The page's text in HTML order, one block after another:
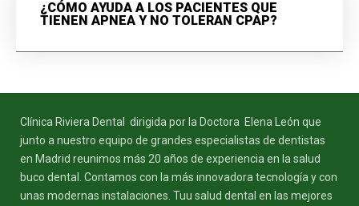
¿CÓMO AYUDA A LOS PACIENTES QUE
TIENEN APNEA Y NO TOLERAN CPAP?
Clínica Riviera Dental dirigida por la Doctora Elena León que
junto a nuestro equipo de grandes especialistas de dentistas
en Madrid reunimos más 20 años de experiencia en la salud
buco dental. Contamos con la más innovadora tecnología y con
unas modernas instalaciones. Tuu salud dental en las mejores